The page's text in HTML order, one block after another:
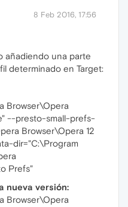
8 Feb 2016, 17:56
añadiendo una parte
determinado en Target:
Browser\Opera
--presto-small-prefs-
Browser\Opera 12
dir="C:\Program
Prefs"
nueva versión:
Browser\Opera